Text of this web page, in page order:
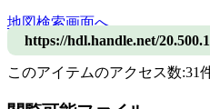
地図検索画面へ
https://hdl.handle.net/
このアイテムのアクセス数:31